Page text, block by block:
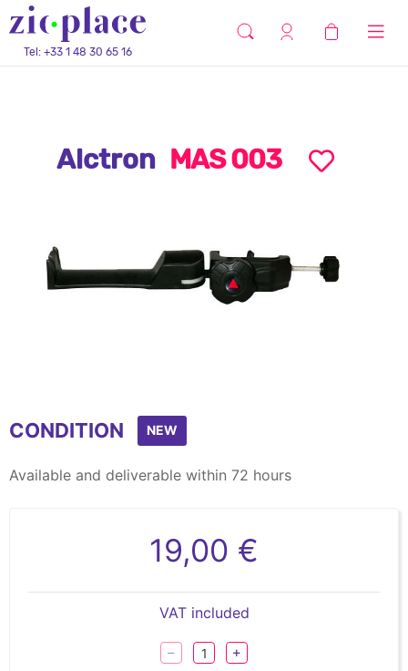
Tel: +33 1 48 30 65 16
Alctron MAS 003
CONDITION NEW
Available and deliverable within 72 hours
19,00 €
VAT included